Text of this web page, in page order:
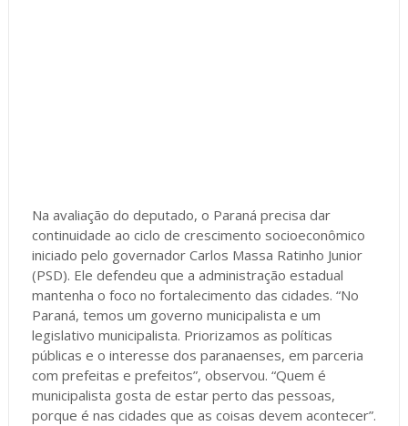
Na avaliação do deputado, o Paraná precisa dar
continuidade ao ciclo de crescimento socioeconômico
iniciado pelo governador Carlos Massa Ratinho Junior
(PSD). Ele defendeu que a administração estadual
mantenha o foco no fortalecimento das cidades. “No
Paraná, temos um governo municipalista e um
legislativo municipalista. Priorizamos as políticas
públicas e o interesse dos paranaenses, em parceria
com prefeitas e prefeitos”, observou. “Quem é
municipalista gosta de estar perto das pessoas,
porque é nas cidades que as coisas devem acontecer”.